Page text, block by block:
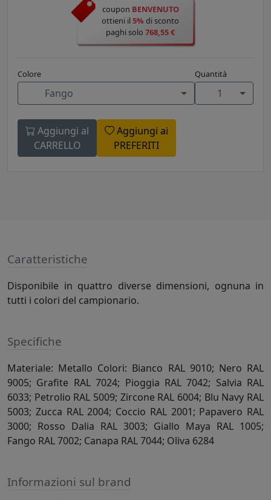
coupon BENVENUTO
ottieni il5% di sconto
paghi solo 768,55 €
Colore
Fango
Quantità
1
Aggiungi al
CARRELLO
Aggiungi ai
PREFERITI
Caratteristiche
Disponibile in quattro diverse dimensioni, ognuna in
tutti i colori del campionario.
Specifiche
Materiale: Metallo Colori: Bianco RAL 9010; Nero RAL
9005; Grafite RAL 7024; Pioggia RAL 7042; Salvia RAL
6033; Petrolio RAL 5009; Zircone RAL 6004; Blu Navy RAL
5003; Zucca RAL 2004; Coccio RAL 2001; Papavero RAL
3000; Rosso Dalia RAL 3003; Giallo Maya RAL 1005;
Fango RAL 7002; Canapa RAL 7044; Oliva 6284
Informazioni sul brand